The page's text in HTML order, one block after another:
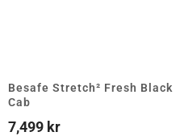
Besafe Stretch² Fresh Black
Cab
7,499 kr